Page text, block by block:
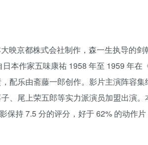
映京都株式会社制作，森一生执导的
本作家五味康祐 1958 年至 1959 年在
配乐由斋藤一郎创作。影片主演阵容
、尾上荣五郎等实力派演员加盟出演
持 7.5 分的评分，好于 62% 的动作